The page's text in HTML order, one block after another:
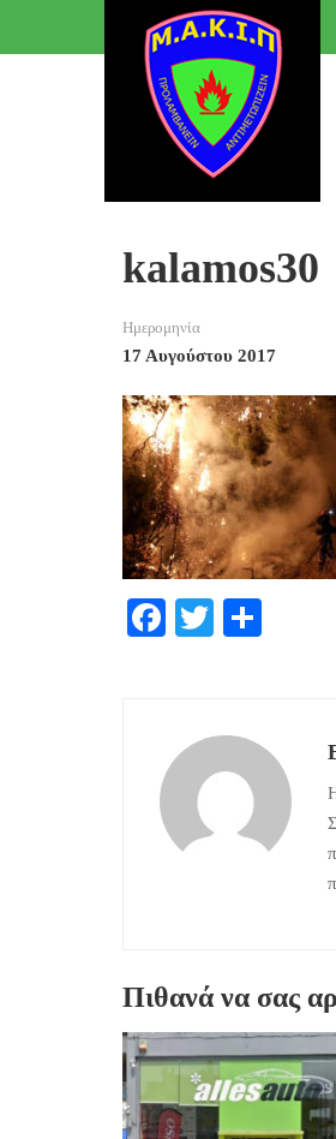
kalamos30
Ημερομηνία
17 Αυγούστου 2017
Facebook
Twitter
Πιθανά να σας